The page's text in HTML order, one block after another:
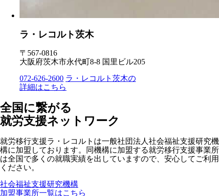
ラ・レコルト茨木
〒567-0816
大阪府茨木市永代町8-8 国里ビル205
072-626-2600 ラ・レコルト茨木の
詳細はこちら
全国に繋がる
就労支援ネットワーク
就労移行支援ラ・レコルトは一般社団法人社会福祉支援研究機
構に加盟しております。同機構に加盟する就労移行支援事業所
は全国で多くの就職実績を出していますので、安心してご利用
ください。
社会福祉支援研究機構
加盟事業所一覧はこちら